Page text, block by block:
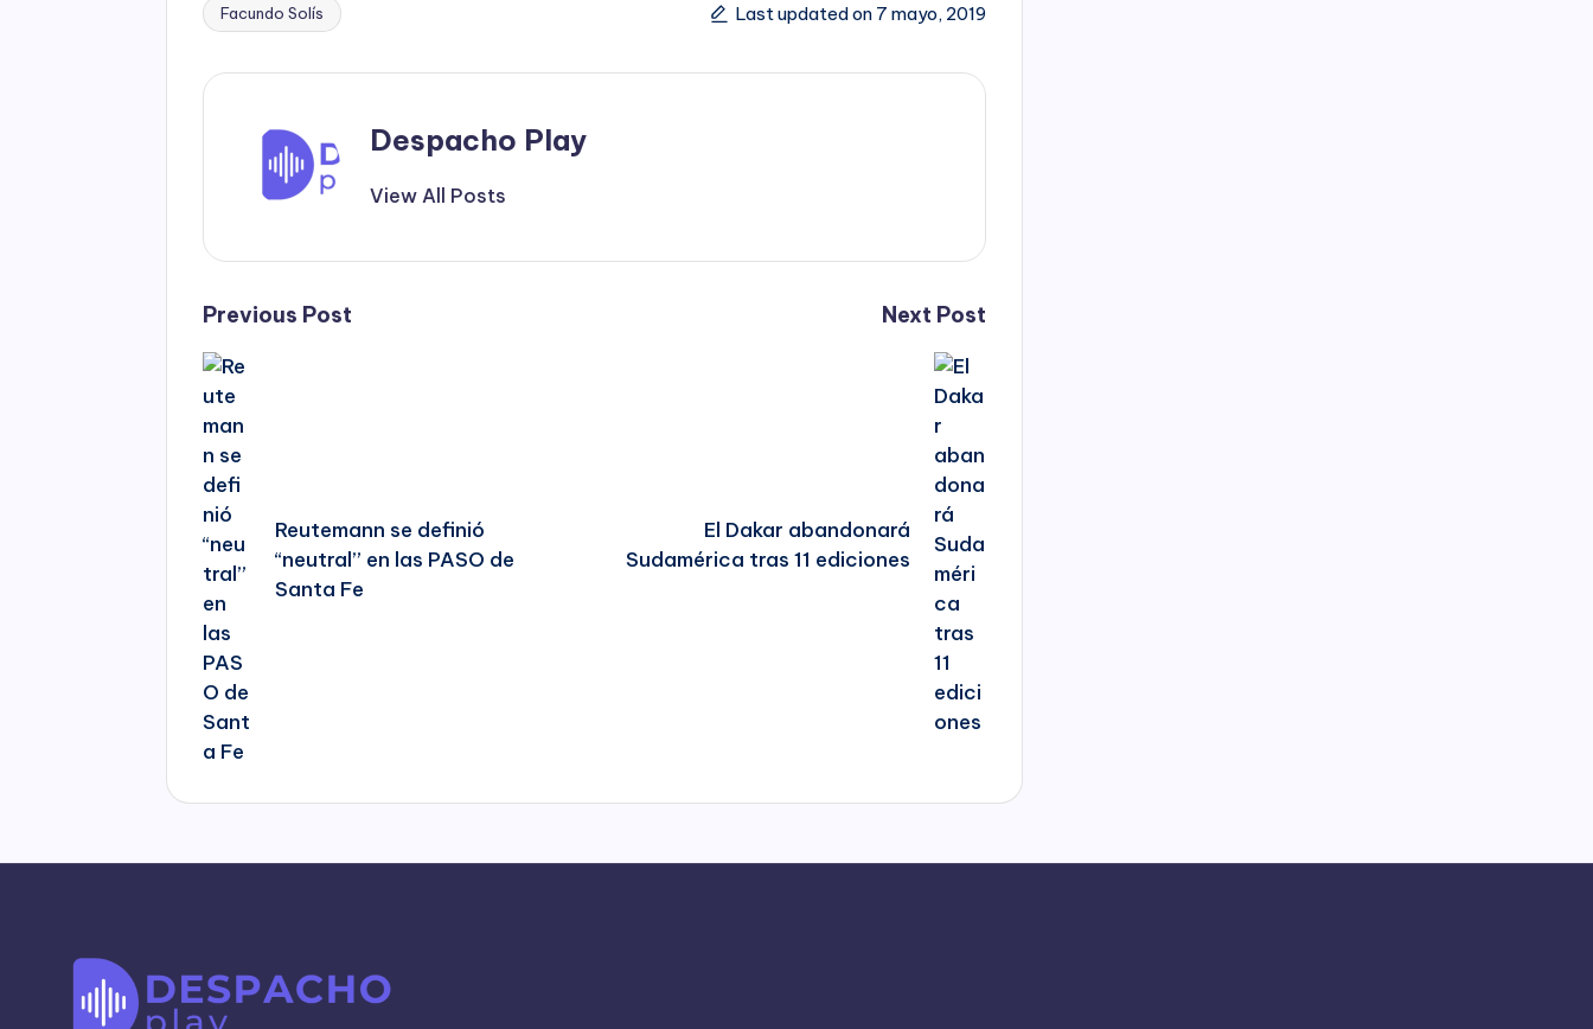
Tags:
Facundo Solís Last updated on 7 mayo, 2019
Despacho Play
View All Posts
Post
navigation
Previous Post
Reutemann se definió
“neutral” en las PASO de
Santa Fe
Next Post
El Dakar abandonará
Sudamérica tras 11 ediciones